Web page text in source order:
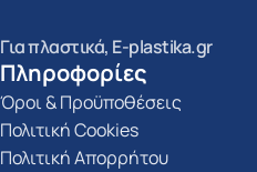
Για πλαστικά, E-plastika.gr
Πληροφορίες
Όροι & Προϋποθέσεις
Πολιτική Cookies
Πολιτική Απορρήτου